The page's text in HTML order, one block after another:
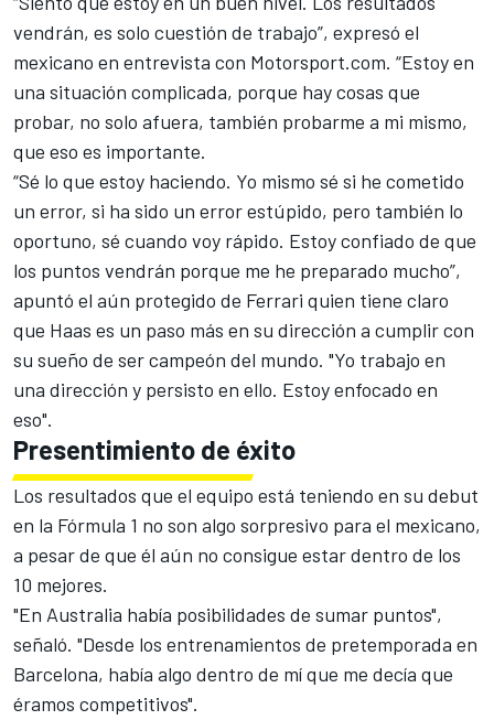
vendrán, es solo cuestión de trabajo”, expresó el
mexicano en entrevista con Motorsport.com. “Estoy en
una situación complicada, porque hay cosas que
probar, no solo afuera, también probarme a mi mismo,
que eso es importante.
“Sé lo que estoy haciendo. Yo mismo sé si he cometido
un error, si ha sido un error estúpido, pero también lo
oportuno, sé cuando voy rápido. Estoy confiado de que
los puntos vendrán porque me he preparado mucho”,
apuntó el aún protegido de Ferrari quien tiene claro
que Haas es un paso más en su dirección a cumplir con
su sueño de ser campeón del mundo. "Yo trabajo en
una dirección y persisto en ello. Estoy enfocado en
eso".
Presentimiento de éxito
Los resultados que el equipo está teniendo en su debut
en la Fórmula 1 no son algo sorpresivo para el mexicano,
a pesar de que él aún no consigue estar dentro de los
10 mejores.
"En Australia había posibilidades de sumar puntos",
señaló. "Desde los entrenamientos de pretemporada en
Barcelona, había algo dentro de mí que me decía que
éramos competitivos".